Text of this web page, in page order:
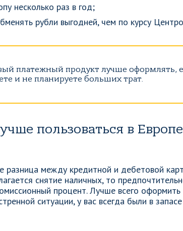
несколько раз в год;
рубли выгодней, чем по курсу
платежный продукт лучше оформлять,
и не планируете больших трат.
пользоваться в
разница между кредитной и дебетовой
снятие наличных, то
процент. Лучше всего
ситуации, у вас всегда были в